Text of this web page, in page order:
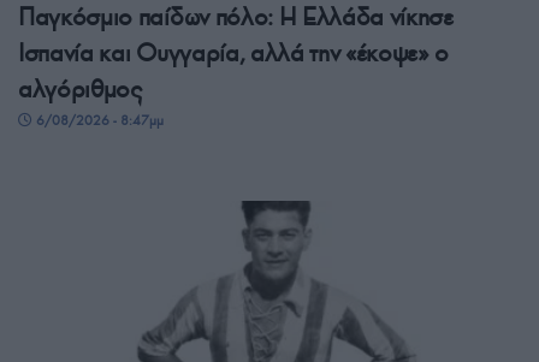
Παγκόσμιο παίδων πόλο: Η Ελλάδα νίκησε
Ισπανία και Ουγγαρία, αλλά την «έκοψε» ο
αλγόριθμος
6/08/2026 - 8:47μμ